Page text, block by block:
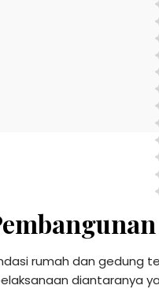
rumah dan gedung
diantaranya